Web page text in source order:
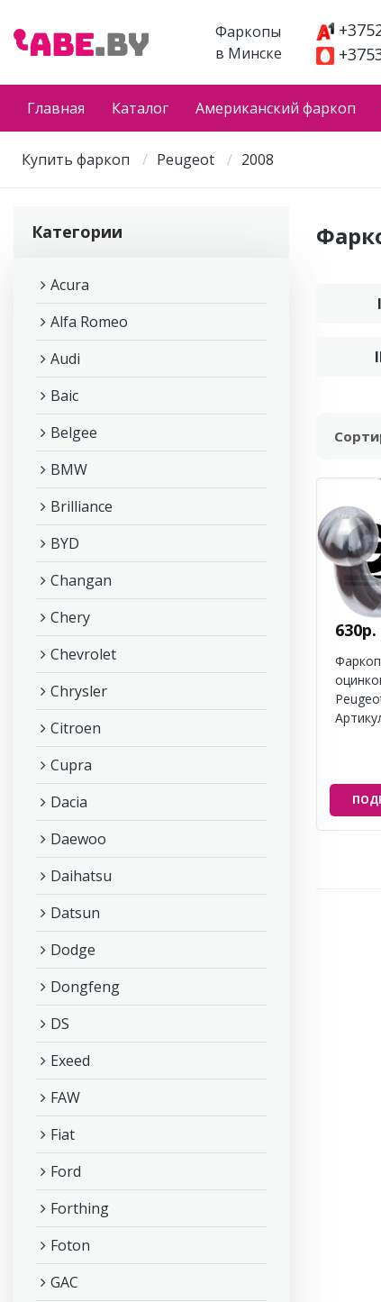
Фаркопы
в Минске
Главная Каталог Американский фаркоп
Купить фаркоп Peugeot 2008
Категории
Acura
Alfa Romeo
Audi
Baic
Belgee
BMW
Brilliance
BYD
Changan
Chery
Chevrolet
Chrysler
Citroen
Cupra
Dacia
Daewoo
Daihatsu
Datsun
Dodge
Dongfeng
DS
Exeed
FAW
Fiat
Ford
Forthing
Foton
GAC
630р.